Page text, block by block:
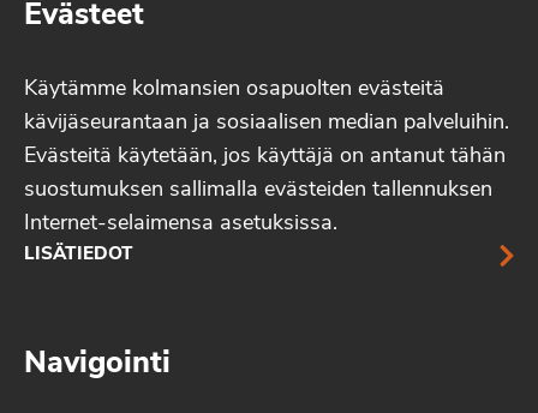
Evästeet
Käytämme kolmansien osapuolten evästeitä
kävijäseurantaan ja sosiaalisen median palveluihin.
Evästeitä käytetään, jos käyttäjä on antanut tähän
suostumuksen sallimalla evästeiden tallennuksen
Internet-selaimensa asetuksissa.
LISÄTIEDOT
Navigointi